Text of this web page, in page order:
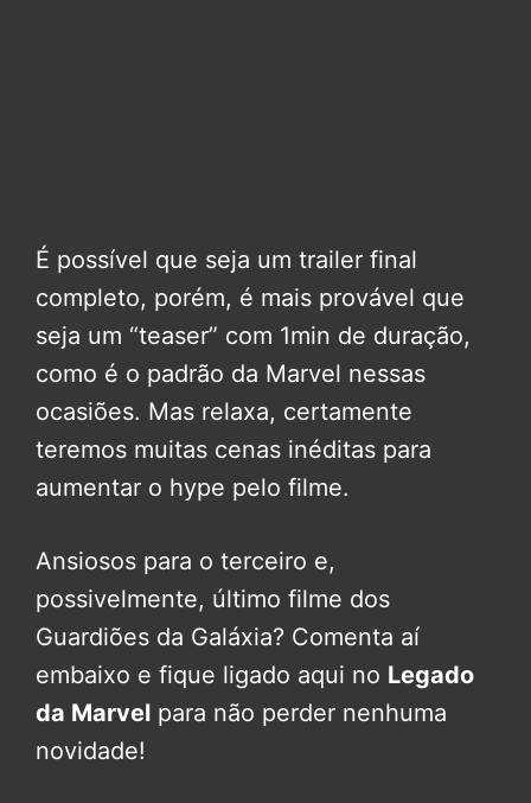
É possível que seja um trailer final
completo, porém, é mais provável que
seja um “teaser” com 1min de duração,
como é o padrão da Marvel nessas
ocasiões. Mas relaxa, certamente
teremos muitas cenas inéditas para
aumentar o hype pelo filme.
Ansiosos para o terceiro e,
possivelmente, último filme dos
Guardiões da Galáxia? Comenta aí
embaixo e fique ligado aqui no Legado
da Marvel para não perder nenhuma
novidade!